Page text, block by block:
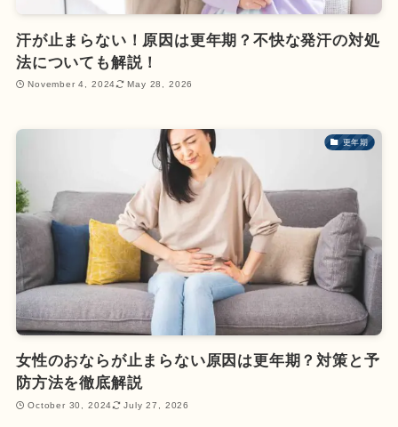
汗が止まらない！原因は更年期？不快な発汗の対処
法についても解説！
November 4, 2024 May 28, 2026
更年期
女性のおならが止まらない原因は更年期？対策と予
防方法を徹底解説
October 30, 2024 July 27, 2026